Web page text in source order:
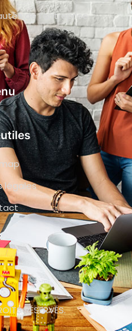
de l’entreprise
légales
RÉSERVÉS.